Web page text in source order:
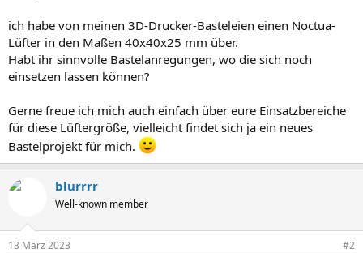
ich habe von meinen 3D-Drucker-Basteleien einen Noctua-
Lüfter in den Maßen 40x40x25 mm über.
Habt ihr sinnvolle Bastelanregungen, wo die sich noch
einsetzen lassen können?
Gerne freue ich mich auch einfach über eure Einsatzbereiche
für diese Lüftergröße, vielleicht findet sich ja ein neues
Bastelprojekt für mich.
blurrrr
Well-known member
13 März 2023 #2